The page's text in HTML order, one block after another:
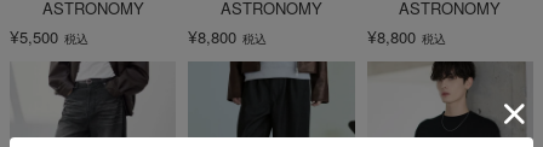
ASTRONOMY
¥5,500 税込
ASTRONOMY
¥8,800 税込
ASTRONOMY
¥8,800 税込